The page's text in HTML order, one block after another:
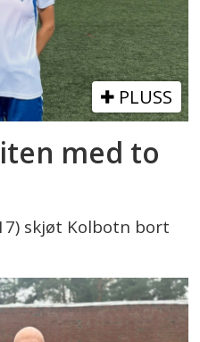
PLUSS
med to
skjøt Kolbotn bort